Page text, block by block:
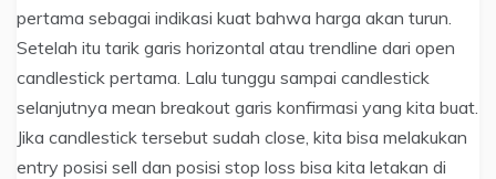
pertama sebagai indikasi kuat bahwa harga akan turun.
Setelah itu tarik garis horizontal atau trendline dari open
candlestick pertama. Lalu tunggu sampai candlestick
selanjutnya mean breakout garis konfirmasi yang kita buat.
Jika candlestick tersebut sudah close, kita bisa melakukan
entry posisi sell dan posisi stop loss bisa kita letakan di